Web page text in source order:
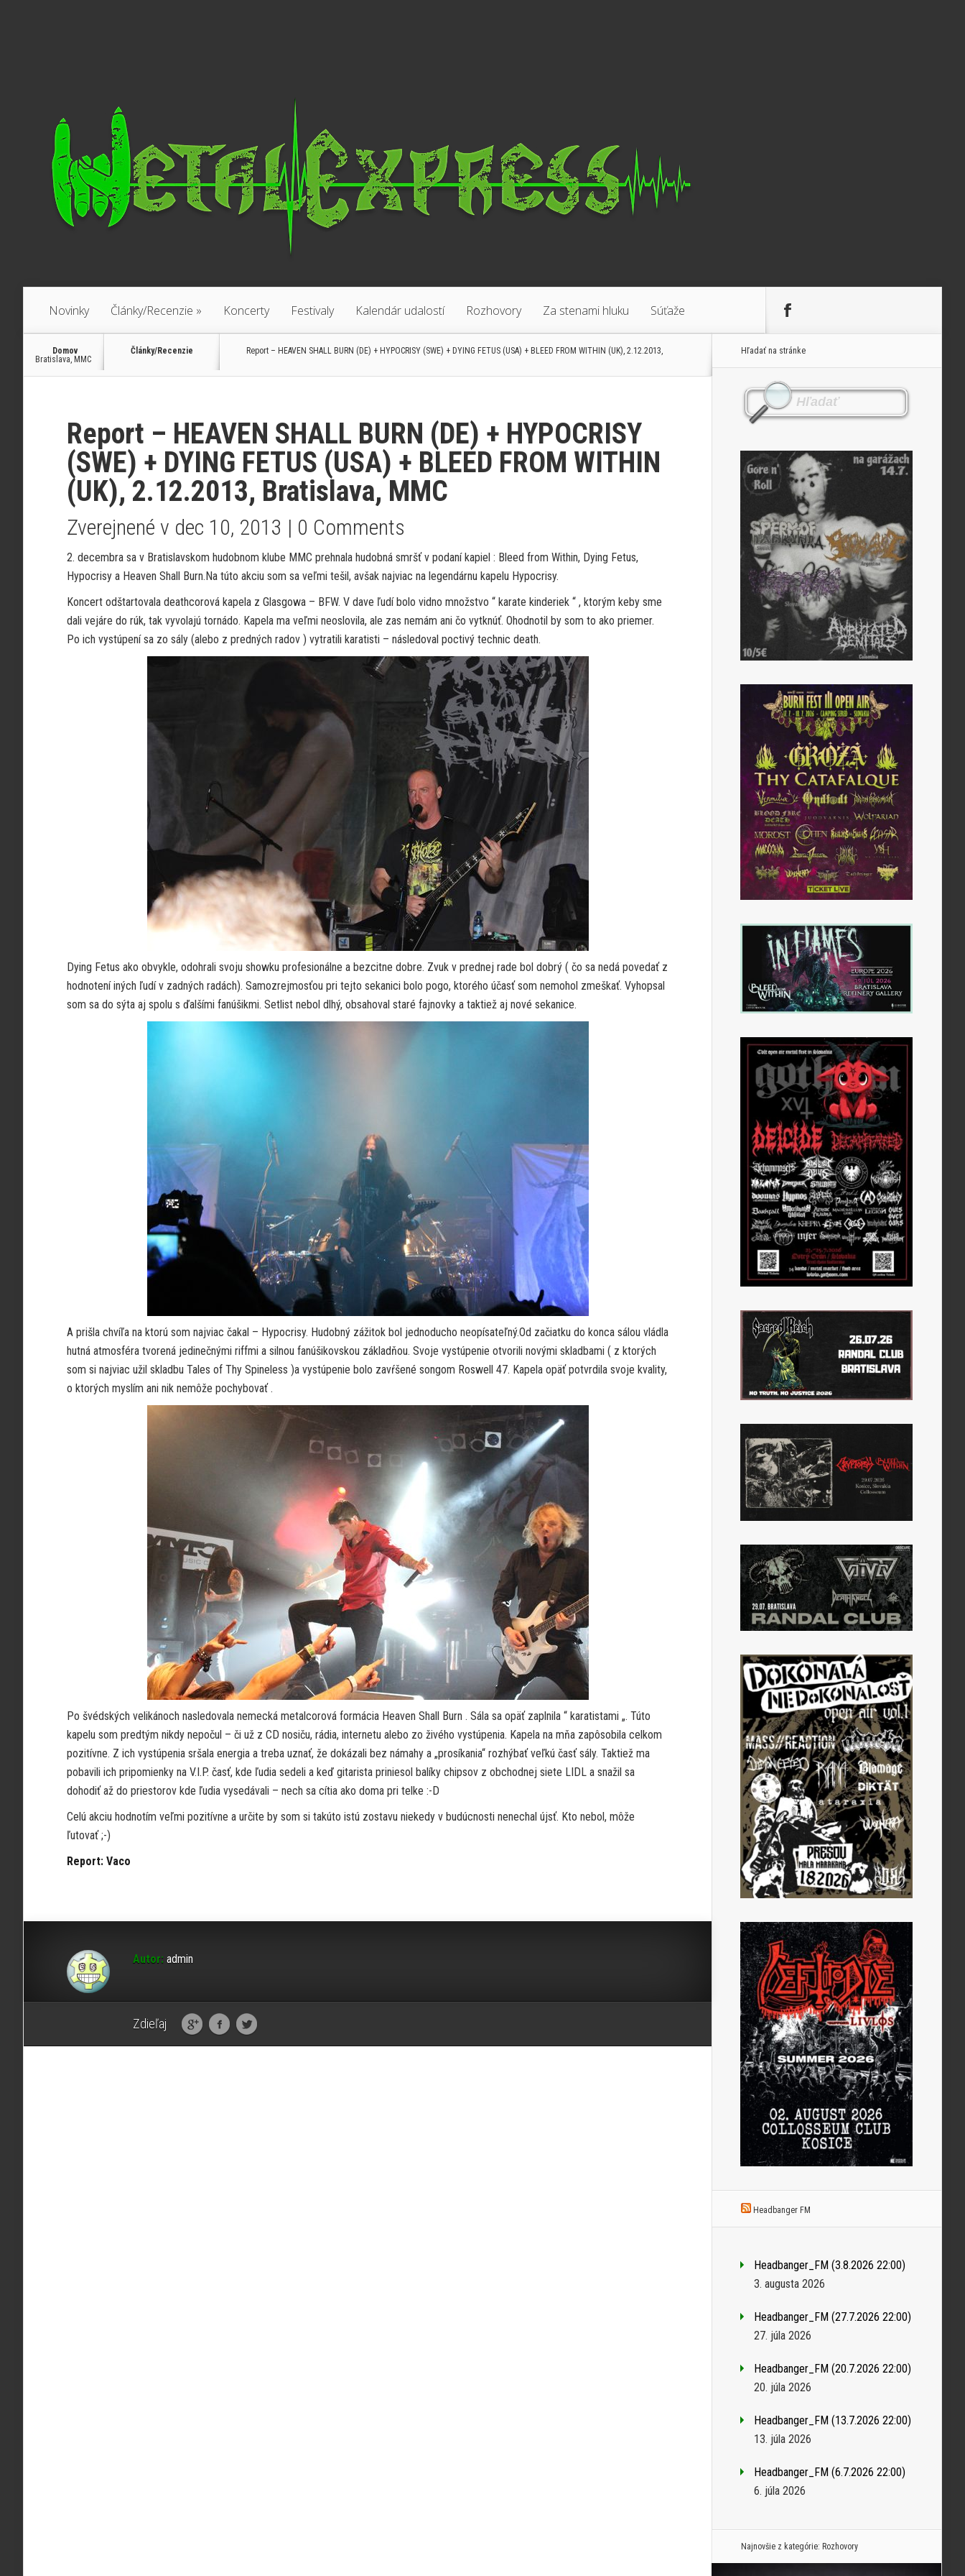
Novinky Články/Recenzie » Koncerty Festivaly Kalendár udalostí Rozhovory Za stenami hluku Súťaže
Domov Články/Recenzie
Report – HEAVEN SHALL BURN (DE) + HYPOCRISY (SWE) + DYING FETUS (USA) + BLEED FROM WITHIN (UK), 2.12.2013,
Bratislava, MMC
Report – HEAVEN SHALL BURN (DE) + HYPOCRISY
(SWE) + DYING FETUS (USA) + BLEED FROM WITHIN
(UK), 2.12.2013, Bratislava, MMC
Zverejnené v dec 10, 2013 | 0 Comments
2. decembra sa v Bratislavskom hudobnom klube MMC prehnala hudobná smršť v podaní kapiel : Bleed from Within, Dying Fetus,
Hypocrisy a Heaven Shall Burn.Na túto akciu som sa veľmi tešil, avšak najviac na legendárnu kapelu Hypocrisy.
Koncert odštartovala deathcorová kapela z Glasgowa – BFW. V dave ľudí bolo vidno množstvo “ karate kinderiek “ , ktorým keby sme
dali vejáre do rúk, tak vyvolajú tornádo. Kapela ma veľmi neoslovila, ale zas nemám ani čo vytknúť. Ohodnotil by som to ako priemer.
Po ich vystúpení sa zo sály (alebo z predných radov ) vytratili karatisti – následoval poctivý technic death.
Dying Fetus ako obvykle, odohrali svoju showku profesionálne a bezcitne dobre. Zvuk v prednej rade bol dobrý ( čo sa nedá povedať z
hodnotení iných ľudí v zadných radách). Samozrejmosťou pri tejto sekanici bolo pogo, ktorého účasť som nemohol zmeškať. Vyhopsal
som sa do sýta aj spolu s ďalšími fanúšikmi. Setlist nebol dlhý, obsahoval staré fajnovky a taktiež aj nové sekanice.
A prišla chvíľa na ktorú som najviac čakal – Hypocrisy. Hudobný zážitok bol jednoducho neopísateľný.Od začiatku do konca sálou vládla
hutná atmosféra tvorená jedinečnými riffmi a silnou fanúšikovskou základňou. Svoje vystúpenie otvorili novými skladbami ( z ktorých
som si najviac užil skladbu Tales of Thy Spineless )a vystúpenie bolo zavŕšené songom Roswell 47. Kapela opäť potvrdila svoje kvality,
o ktorých myslím ani nik nemôže pochybovať .
Po švédských velikánoch nasledovala nemecká metalcorová formácia Heaven Shall Burn . Sála sa opäť zaplnila “ karatistami „. Túto
kapelu som predtým nikdy nepočul – či už z CD nosiču, rádia, internetu alebo zo živého vystúpenia. Kapela na mňa zapôsobila celkom
pozitívne. Z ich vystúpenia sršala energia a treba uznať, že dokázali bez námahy a „prosíkania“ rozhýbať veľkú časť sály. Taktiež ma
pobavili ich pripomienky na V.I.P. časť, kde ľudia sedeli a keď gitarista priniesol balíky chipsov z obchodnej siete LIDL a snažil sa
dohodiť až do priestorov kde ľudia vysedávali – nech sa cítia ako doma pri telke :-D
Celú akciu hodnotím veľmi pozitívne a určite by som si takúto istú zostavu niekedy v budúcnosti nenechal újsť. Kto nebol, môže
ľutovať ;-)
Report: Vaco
Autor: admin
Zdieľaj
Hľadať na stránke
Headbanger FM
Headbanger_FM (3.8.2026 22:00)
3. augusta 2026
Headbanger_FM (27.7.2026 22:00)
27. júla 2026
Headbanger_FM (20.7.2026 22:00)
20. júla 2026
Headbanger_FM (13.7.2026 22:00)
13. júla 2026
Headbanger_FM (6.7.2026 22:00)
6. júla 2026
Najnovšie z kategórie: Rozhovory